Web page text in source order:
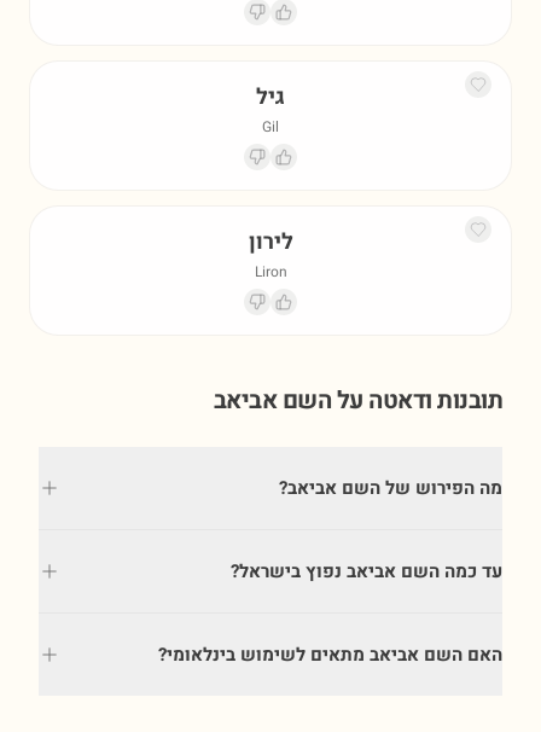
גיל
Gil
לירון
Liron
תובנות ודאטה על השםאביאב
מה הפירוש של השם אביאב?
עד כמה השם אביאב נפוץ בישראל?
האם השם אביאב מתאים לשימוש בינלאומי?